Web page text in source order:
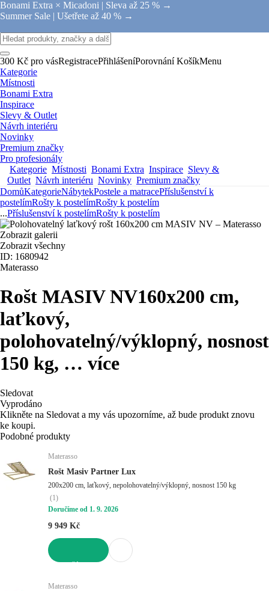
Bonami Extra × Micadoni | Sleva až 25 % →
Summer Sale | Ušetřete až 40 % →
300 Kč pro vásRegistracePřihlášeníPorovnání KošíkMenu
Kategorie
Místnosti
Bonami Extra
Inspirace
Slevy & Outlet
Návrh interiéru
Novinky
Premium značky
Pro profesionály
Kategorie Místnosti Bonami Extra Inspirace Slevy &
Outlet Návrh interiéru Novinky Premium značky
DomůKategorieNábytekPostele a matracePříslušenství k
postelímRošty k postelímRošty k postelím
...Příslušenství k postelímRošty k postelím
Zobrazit galerii
Zobrazit všechny
ID: 1680942
Materasso
Rošt MASIV NV160x200 cm,
laťkový,
polohovatelný/výklopný, nosnost
150 kg, … více
Sledovat
Vyprodáno
Klikněte na Sledovat a my vás upozorníme, až bude produkt znovu
ke koupi.
Podobné produkty
Materasso
Rošt Masiv Partner Lux
200x200 cm, laťkový, nepolohovatelný/výklopný, nosnost 150 kg
(1)
Doručíme od 1. 9. 2026
9 949 Kč
Materasso